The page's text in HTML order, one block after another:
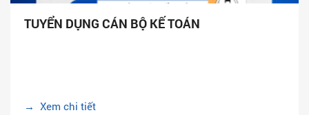
TUYỂN DỤNG CÁN BỘ KẾ TOÁN
→ Xem chi tiết